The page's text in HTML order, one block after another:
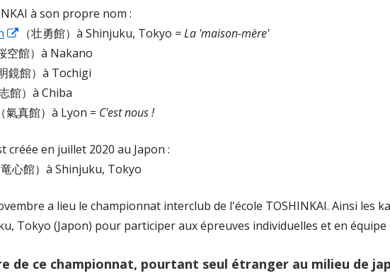
à son propre nom :
Ouvrir
dans
une
nouvelle
fenêtre
（壮勇館）à Shinjuku, Tokyo = La 'maison-mère'
館）à Nakano
館）à Tochigi
）à Chiba
Ouvrir
（氣真館）à Lyon = C'est nous !
créée en juillet 2020 au Japon :
館）à Shinjuku, Tokyo
a lieu le championnat interclub de l'école TOSHINKAI. Ainsi les
Tokyo (Japon) pour participer aux épreuves individuelles et en équipe
de ce championnat, pourtant seul étranger au milieu de